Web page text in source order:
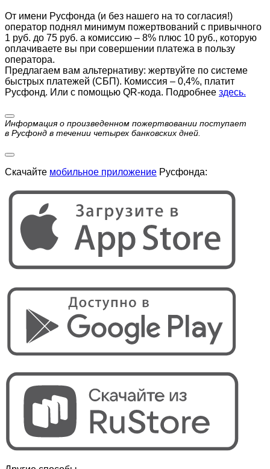
От имени Русфонда (и без нашего на то согласия!)
оператор поднял минимум пожертвований с привычного
1 руб. до 75 руб. а комиссию – 8% плюс 10 руб., которую
оплачиваете вы при совершении платежа в пользу
оператора.
Предлагаем вам альтернативу: жертвуйте по cистеме
быстрых платежей (СБП). Комиссия – 0,4%, платит
Русфонд. Или с помощью QR-кода. Подробнее здесь.
Информация о произведенном пожертвовании поступает
в Русфонд в течении четырех банковских дней.
Скачайте мобильное приложение Русфонда: